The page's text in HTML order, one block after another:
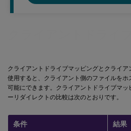
クライアントドライブマッピングとクライ
使用すると、クライアント側のファイルをホ
可能にできます。クライアントドライブマ
ーリダイレクトの比較は次のとおりです。
条件 結果